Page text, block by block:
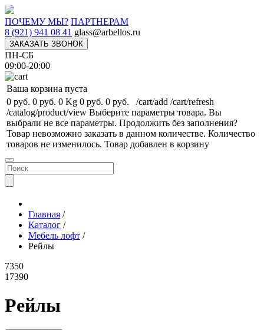
ПОЧЕМУ МЫ? ПАРТНЕРАМ
8 (921) 941 08 41 glass@arbellos.ru
ЗАКАЗАТЬ ЗВОНОК
ПН-СБ
09:00-20:00
Ваша корзина пуста
0 руб. 0 руб. 0 Kg 0 руб. 0 руб. /cart/add /cart/refresh
/catalog/product/view Выберите параметры товара. Вы
выбрали не все параметры. Продолжить без заполнения?
Товар невозможно заказать в данном количестве. Количество
товаров не изменилось. Товар добавлен в корзину
Главная /
Каталог /
Мебель лофт /
Рейлы
7350
17390
Рейлы